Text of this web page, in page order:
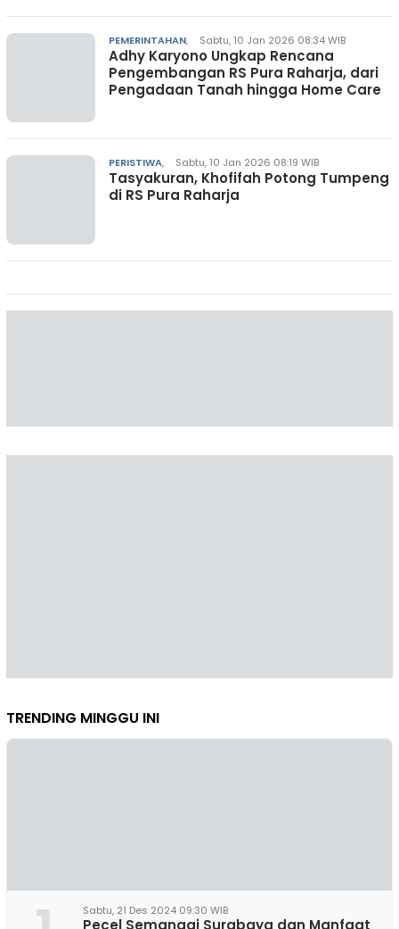
PEMERINTAHAN, Sabtu, 10 Jan 2026 08:34 WIB
Adhy Karyono Ungkap Rencana
Pengembangan RS Pura Raharja, dari
Pengadaan Tanah hingga Home Care
PERISTIWA, Sabtu, 10 Jan 2026 08:19 WIB
Tasyakuran, Khofifah Potong Tumpeng
di RS Pura Raharja
TRENDING MINGGU INI
Sabtu, 21 Des 2024 09:30 WIB
Pecel Semanggi Surabaya dan Manfaat